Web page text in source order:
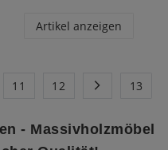
Artikel anzeigen
11 12 13
- Massivholzmöbel